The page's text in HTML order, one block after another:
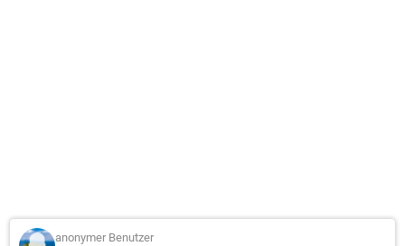
anonymer Benutzer